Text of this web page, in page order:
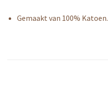
Gemaakt van 100% Katoen.